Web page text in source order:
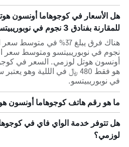
هل الأسعار في كوجوهاما أونسون
للمقارنة بفنادق 3 نجوم في نوبوريبيتسو؟
نجوم في نوبوريبيتسو ومتوسط ​​سعر
أونسون هوتل لوزمي. السعر في
هو فقط 480 ﷼ في الللية وهو
في نوبوريبيتسو.
ما هو رقم هاتف كوجوهاما أونسون
هل تتوفر خدمة الواي فاي في
لوزمي؟